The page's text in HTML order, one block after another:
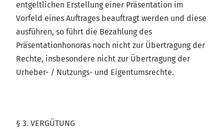
entgeltlichen Erstellung einer Präsentation im
Vorfeld eines Auftrages beauftragt werden und diese
ausführen, so führt die Bezahlung des
Präsentationhonoras noch nicht zur Übertragung der
Rechte, insbesondere nicht zur Übertragung der
Urheber- / Nutzungs- und Eigentumsrechte.
§ 3. VERGÜTUNG